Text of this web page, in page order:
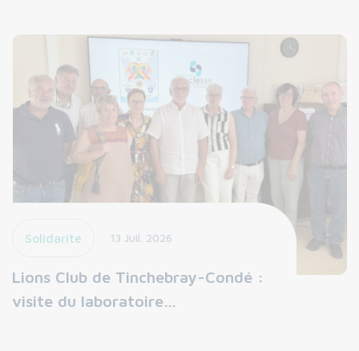
Solidarité 13 Juil. 2026
Lions Club de Tinchebray-Condé :
visite du laboratoire…